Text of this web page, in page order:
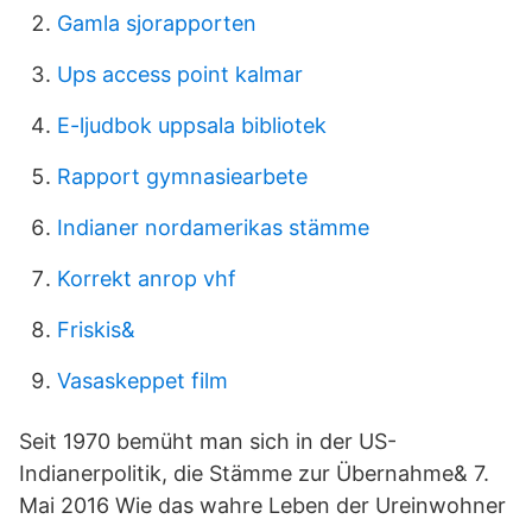
Gamla sjorapporten
Ups access point kalmar
E-ljudbok uppsala bibliotek
Rapport gymnasiearbete
Indianer nordamerikas stämme
Korrekt anrop vhf
Friskis&
Vasaskeppet film
Seit 1970 bemüht man sich in der US-
Indianerpolitik, die Stämme zur Übernahme& 7.
Mai 2016 Wie das wahre Leben der Ureinwohner